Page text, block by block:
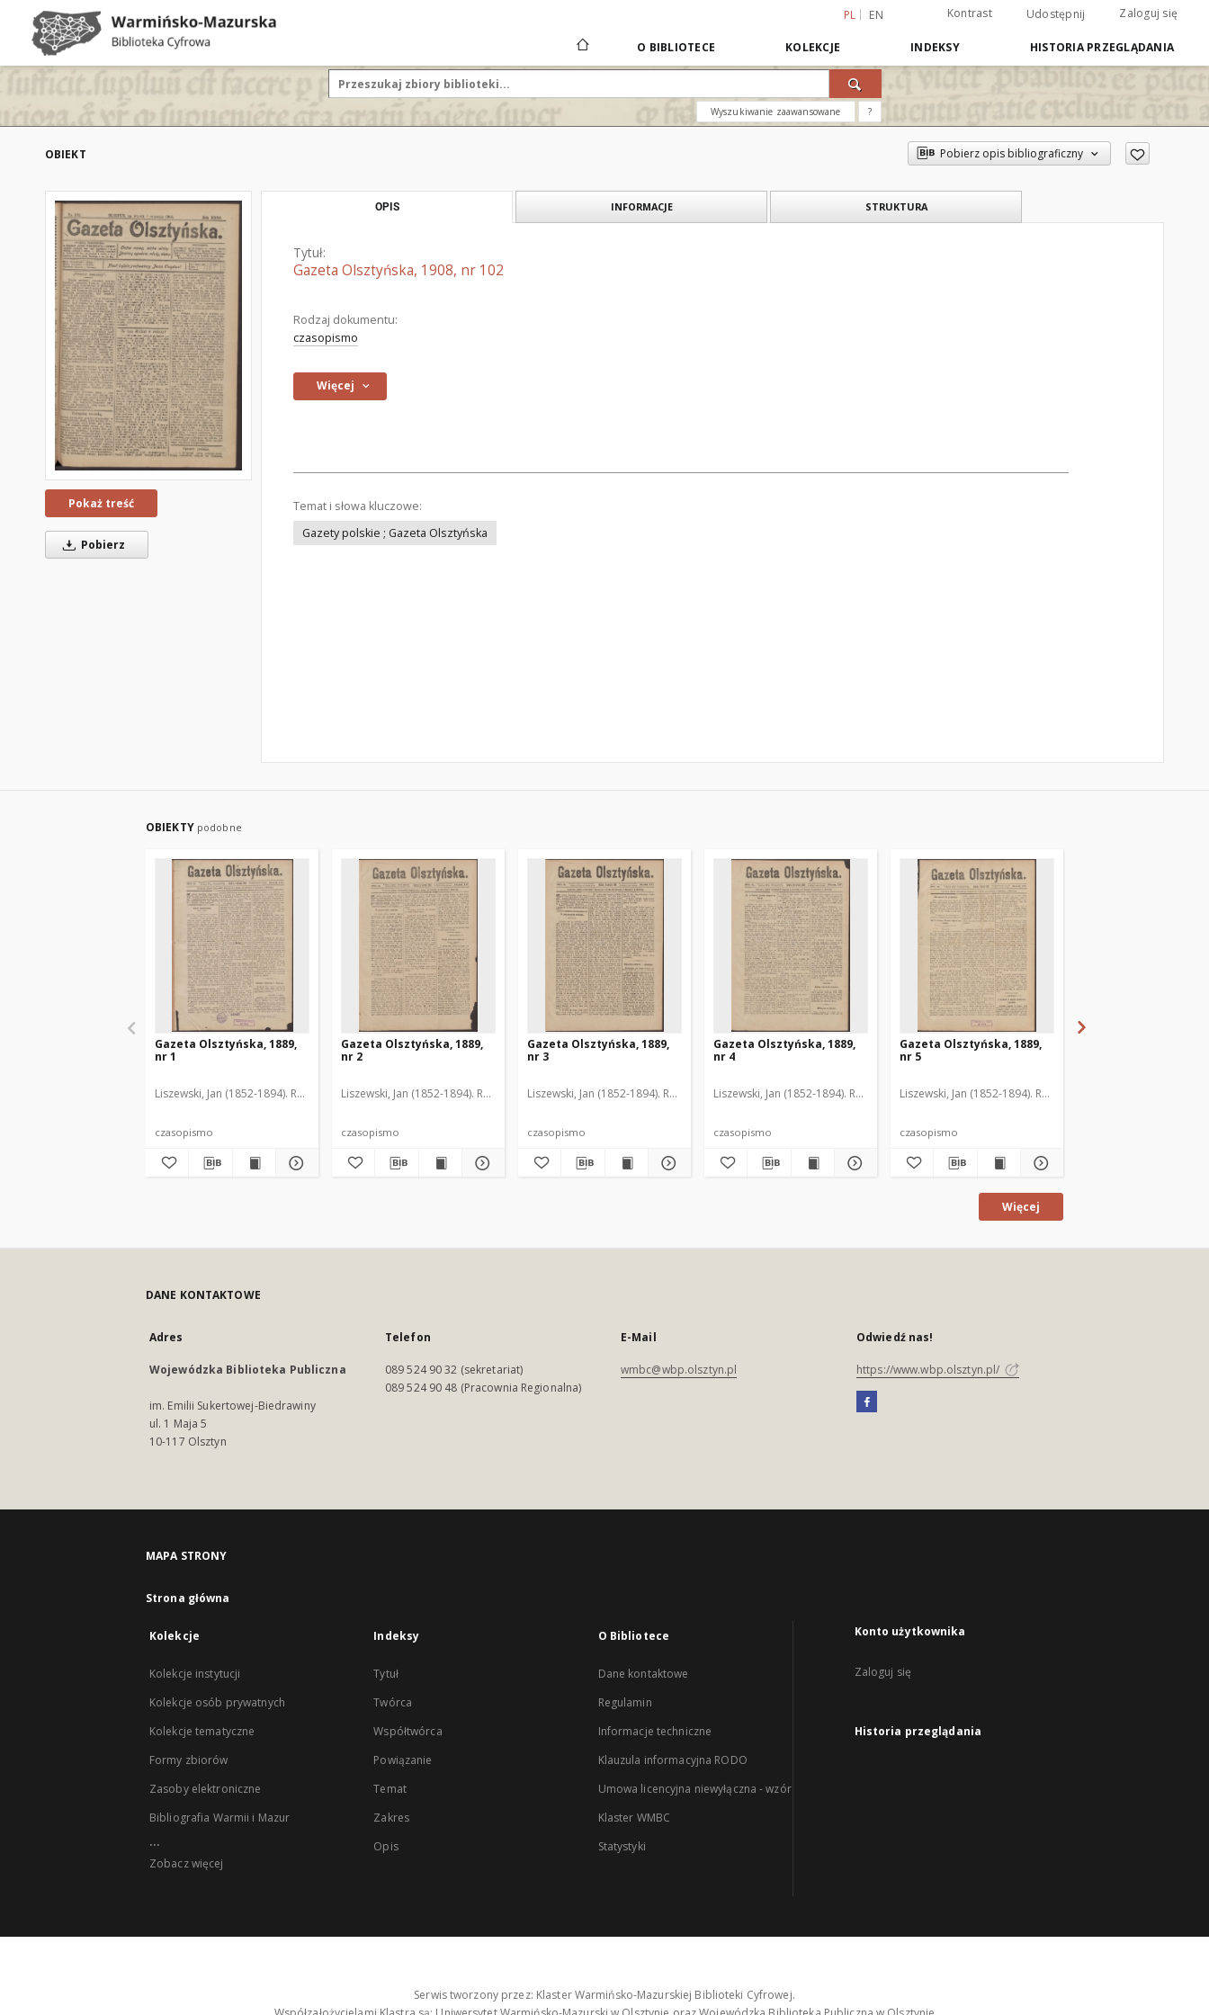
PL EN Kontrast Udostępnij Zaloguj się
O BIBLIOTECE KOLEKCJE INDEKSY HISTORIA PRZEGLĄDANIA
Wyszukiwanie zaawansowane ?
OBIEKT Pobierz opis bibliograficzny
Pokaż treść
Pobierz
OPIS INFORMACJE STRUKTURA
Tytuł:
Gazeta Olsztyńska, 1908, nr 102
Rodzaj dokumentu:
czasopismo
Więcej
Temat i słowa kluczowe:
Gazety polskie ; Gazeta Olsztyńska
OBIEKTY podobne
Gazeta Olsztyńska, 1889,
nr 1
Liszewski, Jan (1852-1894). Red.
czasopismo
Gazeta Olsztyńska, 1889,
nr 2
Liszewski, Jan (1852-1894). Red.
czasopismo
Gazeta Olsztyńska, 1889,
nr 3
Liszewski, Jan (1852-1894). Red.
czasopismo
Gazeta Olsztyńska, 1889,
nr 4
Liszewski, Jan (1852-1894). Red.
czasopismo
Gazeta Olsztyńska, 1889,
nr 5
Liszewski, Jan (1852-1894). Red.
czasopismo
Więcej
DANE KONTAKTOWE
Adres
Wojewódzka Biblioteka Publiczna
im. Emilii Sukertowej-Biedrawiny
ul. 1 Maja 5
10-117 Olsztyn
Telefon
089 524 90 32 (sekretariat)
089 524 90 48 (Pracownia Regionalna)
E-Mail
wmbc@wbp.olsztyn.pl
Odwiedź nas!
https://www.wbp.olsztyn.pl/
MAPA STRONY
Strona główna
Kolekcje
Kolekcje instytucji
Kolekcje osób prywatnych
Kolekcje tematyczne
Formy zbiorów
Zasoby elektroniczne
Bibliografia Warmii i Mazur
...
Zobacz więcej
Indeksy
Tytuł
Twórca
Współtwórca
Powiązanie
Temat
Zakres
Opis
O Bibliotece
Dane kontaktowe
Regulamin
Informacje techniczne
Klauzula informacyjna RODO
Umowa licencyjna niewyłączna - wzór
Klaster WMBC
Statystyki
Konto użytkownika
Zaloguj się
Historia przeglądania
Serwis tworzony przez: Klaster Warmińsko-Mazurskiej Biblioteki Cyfrowej.